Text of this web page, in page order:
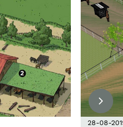
28-08-